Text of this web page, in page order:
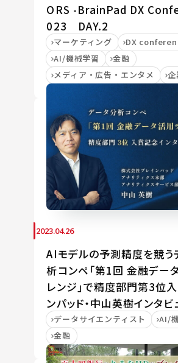
ORS -BrainPad DX
023 DAY.2
マーケティング DX
AI/機械学習
金融
メディア・広告・エンタメ
2023.04.26
AIモデルの予測精度を競う
析コンペ「第1回 金融デー
レンジ」で精度部門第3位入
ンパッド・中山英樹インタビ
データサイエンティスト
AI/
金融